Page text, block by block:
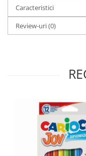
Caracteristici
Review-uri(0)